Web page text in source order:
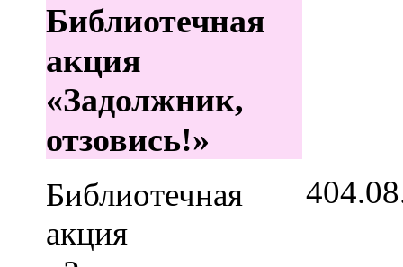
Библиотечная
акция
«Задолжник,
отзовись!»
Библиотечная
акция
4